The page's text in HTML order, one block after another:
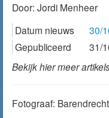
Door: Jordi Menheer
Datum nieuws
30/
Gepubliceerd
31/
Bekijk hier meer
Fotograaf: